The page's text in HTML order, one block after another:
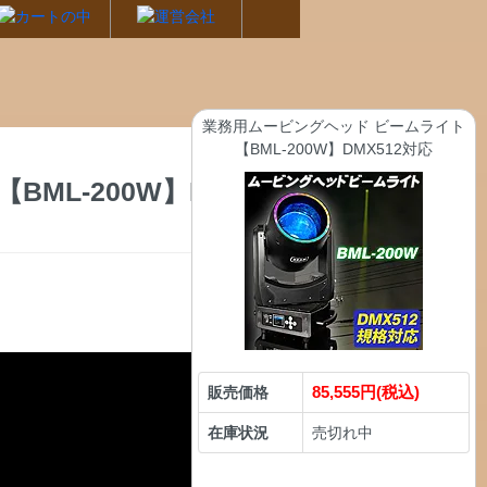
BML-200W】DMX
業務用ムービングヘッド ビームライト
【BML-200W】DMX512対応
販売価格 85,555円(税込)
在庫状況 売切れ中